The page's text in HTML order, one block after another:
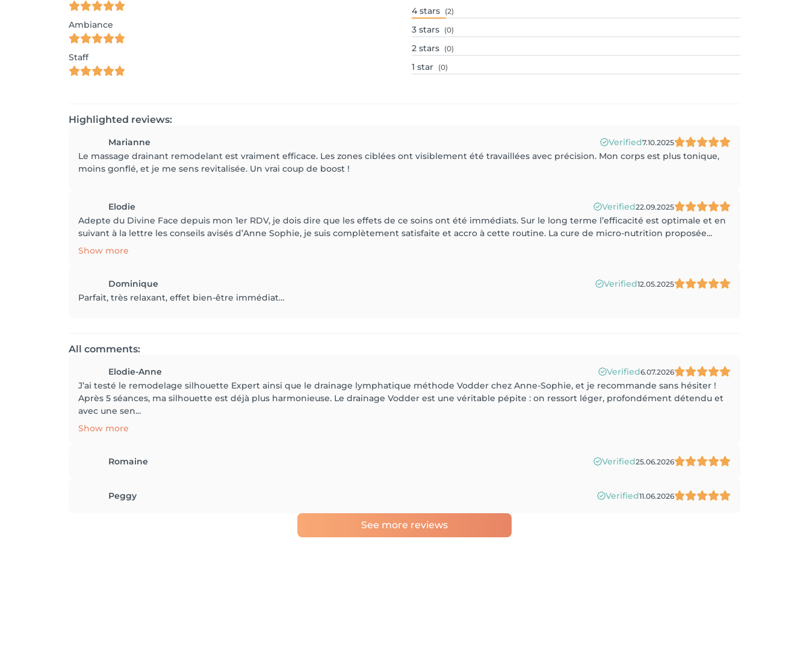
Ambiance
Staff
4 stars (2)
3 stars (0)
2 stars (0)
1 star (0)
Highlighted reviews:
Marianne Verified7.10.2025
Le massage drainant remodelant est vraiment efficace. Les zones ciblées ont visiblement été travaillées avec précision. Mon corps est plus tonique,
moins gonflé, et je me sens revitalisée. Un vrai coup de boost !
Elodie Verified22.09.2025
Adepte du Divine Face depuis mon 1er RDV, je dois dire que les effets de ce soins ont été immédiats. Sur le long terme l’efficacité est optimale et en
suivant à la lettre les conseils avisés d’Anne Sophie, je suis complètement satisfaite et accro à cette routine. La cure de micro-nutrition proposée...
Show more
Dominique Verified12.05.2025
Parfait, très relaxant, effet bien-être immédiat…
All comments:
Elodie-Anne Verified6.07.2026
J’ai testé le remodelage silhouette Expert ainsi que le drainage lymphatique méthode Vodder chez Anne-Sophie, et je recommande sans hésiter !
Après 5 séances, ma silhouette est déjà plus harmonieuse. Le drainage Vodder est une véritable pépite : on ressort léger, profondément détendu et
avec une sen...
Show more
Romaine Verified25.06.2026
Peggy Verified11.06.2026
See more reviews